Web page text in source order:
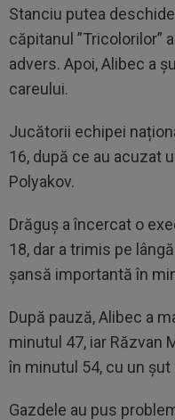
Stanciu putea
căpitanul ”Tricolorilor”
advers. Apoi, Alibec a
careului.
Jucătorii echipei
16, după ce au acuzat
Polyakov.
Drăguș a încercat o
18, dar a trimis pe
șansă importantă în
După pauză, Alibec a
minutul 47, iar Răzvan
în minutul 54, cu un șut
Gazdele au pus